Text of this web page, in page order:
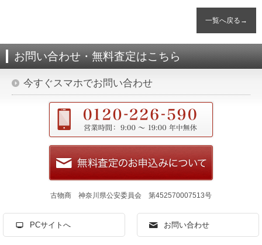
一覧へ戻る→
お問い合わせ・無料査定はこちら
今すぐスマホでお問い合わせ
古物商 神奈川県公安委員会 第452570007513号
PCサイトへ お問い合わせ